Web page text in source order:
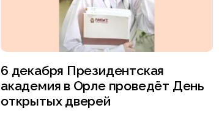
6 декабря Президентская
академия в Орле проведёт День
открытых дверей